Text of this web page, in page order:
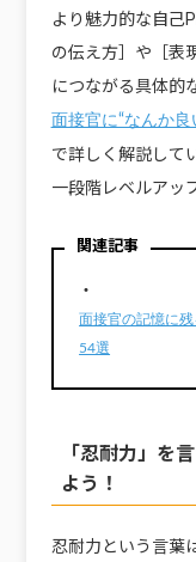
より魅力的な自己
の伝え方］や［表
につながる具体的
面接官に“なんか
で詳しく解説して
一段階レベルアッ
関連記事
・
面接官の記憶に
54選
「忍耐力」を
よう！
忍耐力という言葉